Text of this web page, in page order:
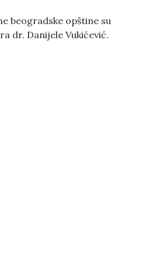
beogradske opštine su
dr. Danijele Vukićević.